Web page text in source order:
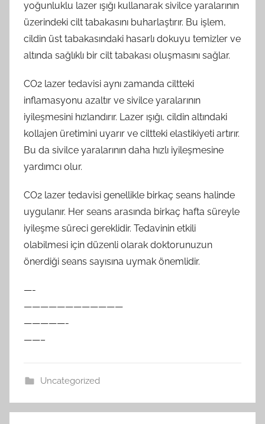
yoğunluklu lazer ışığı kullanarak sivilce yaralarının
üzerindeki cilt tabakasını buharlaştırır. Bu işlem,
cildin üst tabakasındaki hasarlı dokuyu temizler ve
altında sağlıklı bir cilt tabakası oluşmasını sağlar.
CO2 lazer tedavisi aynı zamanda ciltteki
inflamasyonu azaltır ve sivilce yaralarının
iyileşmesini hızlandırır. Lazer ışığı, cildin altındaki
kollajen üretimini uyarır ve ciltteki elastikiyeti artırır.
Bu da sivilce yaralarının daha hızlı iyileşmesine
yardımcı olur.
CO2 lazer tedavisi genellikle birkaç seans halinde
uygulanır. Her seans arasında birkaç hafta süreyle
iyileşme süreci gereklidir. Tedavinin etkili
olabilmesi için düzenli olarak doktorunuzun
önerdiği seans sayısına uymak önemlidir.
—-
————————————
—————-
——–
Uncategorized